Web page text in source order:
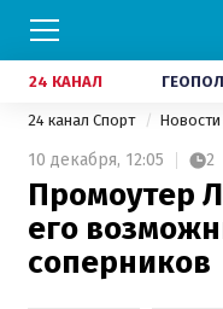
24 КАНАЛ
24 канал Спорт
10 декабря, 12:05 2
Промоутер
его
соперников